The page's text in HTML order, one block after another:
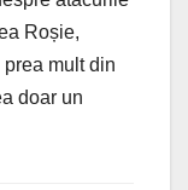
Roșie,
mult din
doar un